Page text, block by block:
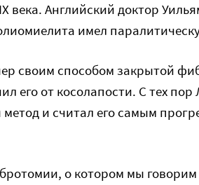
века. Английский доктор
имел
своим способом закрытой
его от косолапости. С тех пор
метод и считал его самым
о котором мы говорим